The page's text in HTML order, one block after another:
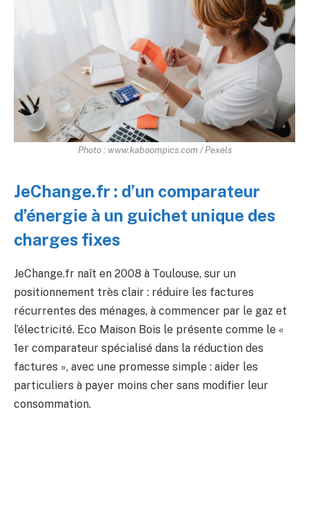
Photo : www.kaboompics.com / Pexels
JeChange.fr : d’un comparateur
d’énergie à un guichet unique des
charges fixes
JeChange.fr naît en 2008 à Toulouse, sur un
positionnement très clair : réduire les factures
récurrentes des ménages, à commencer par le gaz et
l’électricité. Eco Maison Bois le présente comme le «
1er comparateur spécialisé dans la réduction des
factures », avec une promesse simple : aider les
particuliers à payer moins cher sans modifier leur
consommation.